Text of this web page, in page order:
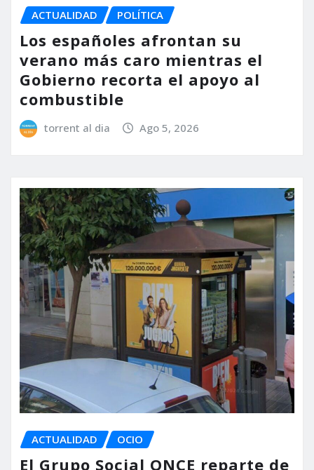
ACTUALIDAD POLÍTICA
Los españoles afrontan su
verano más caro mientras el
Gobierno recorta el apoyo al
combustible
torrent al dia Ago 5, 2026
ACTUALIDAD OCIO
El Grupo Social ONCE reparte de